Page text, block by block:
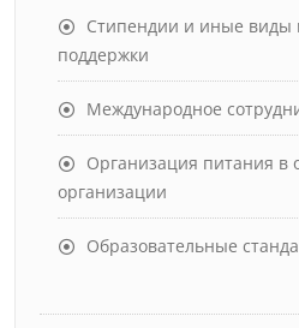
Стипендии и иные виды
поддержки
Международное
Организация питания в
организации
Образовательные